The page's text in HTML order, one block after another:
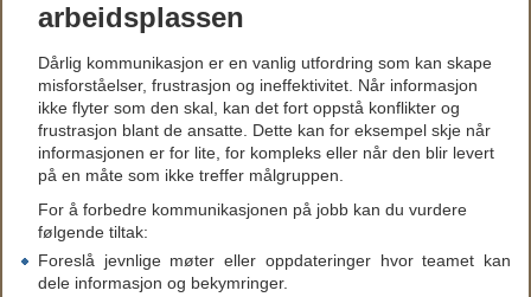
arbeidsplassen
Dårlig kommunikasjon er en vanlig utfordring som kan skape
misforståelser, frustrasjon og ineffektivitet. Når informasjon
ikke flyter som den skal, kan det fort oppstå konflikter og
frustrasjon blant de ansatte. Dette kan for eksempel skje når
informasjonen er for lite, for kompleks eller når den blir levert
på en måte som ikke treffer målgruppen.
For å forbedre kommunikasjonen på jobb kan du vurdere
følgende tiltak:
Foreslå jevnlige møter eller oppdateringer hvor teamet kan
dele informasjon og bekymringer.